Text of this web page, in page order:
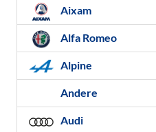
Aixam
Alfa Romeo
Alpine
Andere
Audi